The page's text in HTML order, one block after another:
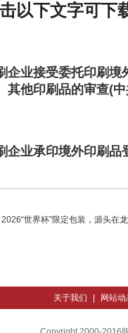
以下文字可下
企业接受委托印刷境
其他印刷品的审查(
企业承印境外印刷品
2026“世界杯”限定包装，源头在
关于我们 网站动